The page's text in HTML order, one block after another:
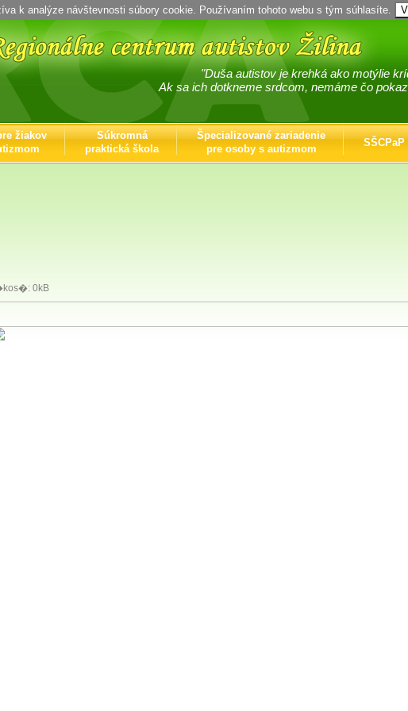
O nás|
"Duša autistov je krehká ako motýlie
Ak sa ich dotkneme srdcom, nemáme čo
žiakov
Súkromná
praktická škola
Špecializované zariadenie
pre osoby s autizmom
SŠCPaP
0kB
k analýze návštevnosti súbory cookie. Používaním tohoto webu s tým súhlasíte.